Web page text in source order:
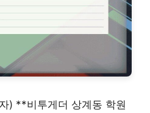
) **비투게더 상계동 학원